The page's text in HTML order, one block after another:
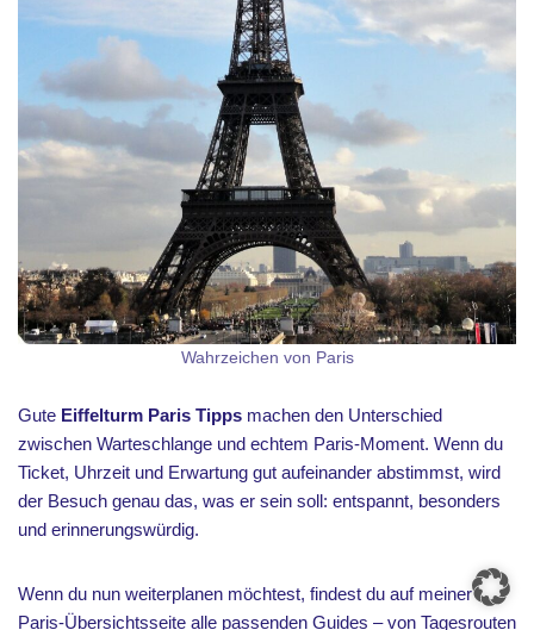
Wahrzeichen von Paris
Gute Eiffelturm Paris Tipps machen den Unterschied
zwischen Warteschlange und echtem Paris-Moment. Wenn du
Ticket, Uhrzeit und Erwartung gut aufeinander abstimmst, wird
der Besuch genau das, was er sein soll: entspannt, besonders
und erinnerungswürdig.
Wenn du nun weiterplanen möchtest, findest du auf meiner
Paris-Übersichtsseite alle passenden Guides – von Tagesrouten